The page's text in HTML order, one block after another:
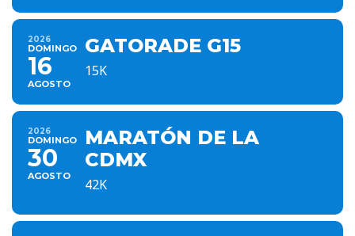
2026
DOMINGO
16
AGOSTO
GATORADE G15
15K
2026
DOMINGO
30
AGOSTO
MARATÓN DE LA
CDMX
42K